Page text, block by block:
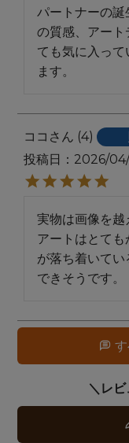
パートナーの
の質感、アート
ても気に入っ
ます。
ココ 4
投稿日
2026/
実物は画像を
アートはとて
が落ち着いて
できそうです。